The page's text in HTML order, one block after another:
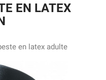
EN LATEX
en latex adulte